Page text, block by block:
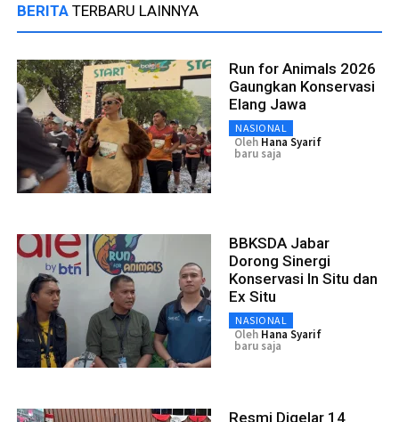
BERITA TERBARU LAINNYA
Run for Animals 2026
Gaungkan Konservasi
Elang Jawa
NASIONAL
Oleh Hana Syarif
baru saja
BBKSDA Jabar
Dorong Sinergi
Konservasi In Situ dan
Ex Situ
NASIONAL
Oleh Hana Syarif
baru saja
Resmi Digelar 14